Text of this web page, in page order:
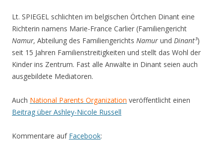
Lt. SPIEGEL schlichten im belgischen Örtchen Dinant eine
Richterin namens Marie-France Carlier (Familiengericht
Namur, Abteilung des Familiengerichts Namur und Dinant³)
seit 15 Jahren Familienstreitigkeiten und stellt das Wohl der
Kinder ins Zentrum. Fast alle Anwälte in Dinant seien auch
ausgebildete Mediatoren.
Auch National Parents Organization veröffentlicht einen
Beitrag über Ashley-Nicole Russell
Kommentare auf Facebook: